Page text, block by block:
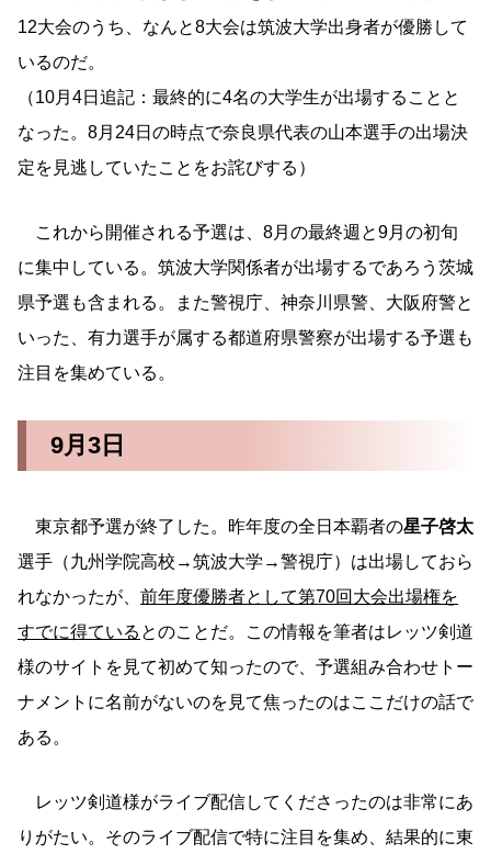
12大会のうち、なんと8大会は筑波大学出身者が優勝して
いるのだ。
（10月4日追記：最終的に4名の大学生が出場することと
なった。8月24日の時点で奈良県代表の山本選手の出場決
定を見逃していたことをお詫びする）
これから開催される予選は、8月の最終週と9月の初旬
に集中している。筑波大学関係者が出場するであろう茨城
県予選も含まれる。また警視庁、神奈川県警、大阪府警と
いった、有力選手が属する都道府県警察が出場する予選も
注目を集めている。
9月3日
東京都予選が終了した。昨年度の全日本覇者の星子啓太
選手（九州学院高校→筑波大学→警視庁）は出場しておら
れなかったが、 前年度優勝者として第70回大会出場権を
すでに得ている とのことだ。この情報を筆者はレッツ剣道
様のサイトを見て初めて知ったので、予選組み合わせトー
ナメントに名前がないのを見て焦ったのはここだけの話で
ある。
レッツ剣道様がライブ配信してくださったのは非常にあ
りがたい。そのライブ配信で特に注目を集め、結果的に東